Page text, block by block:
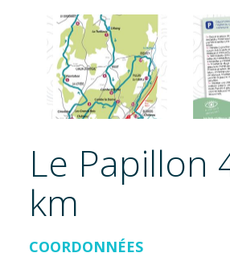
Le Papillon
km
COORDONNÉES